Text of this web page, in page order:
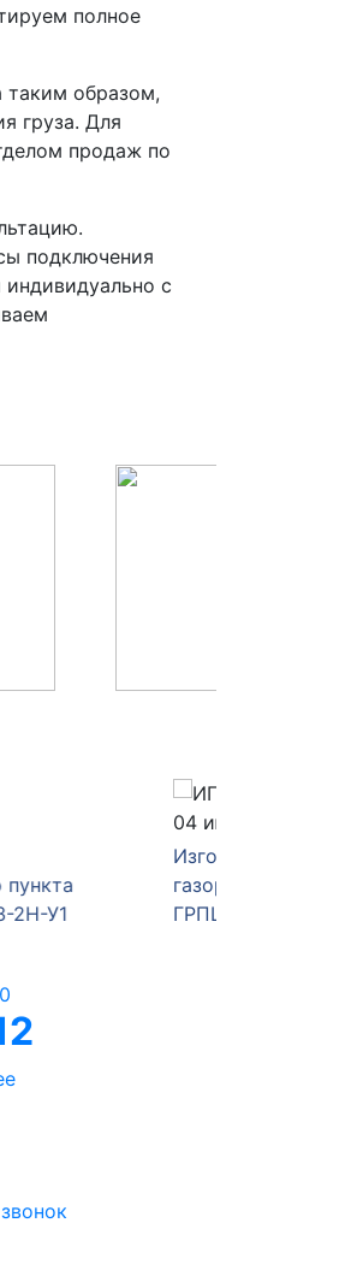
полное
таким образом,
груза. Для
продаж по
подключения
с
и отгрузка
пункта
1000/2